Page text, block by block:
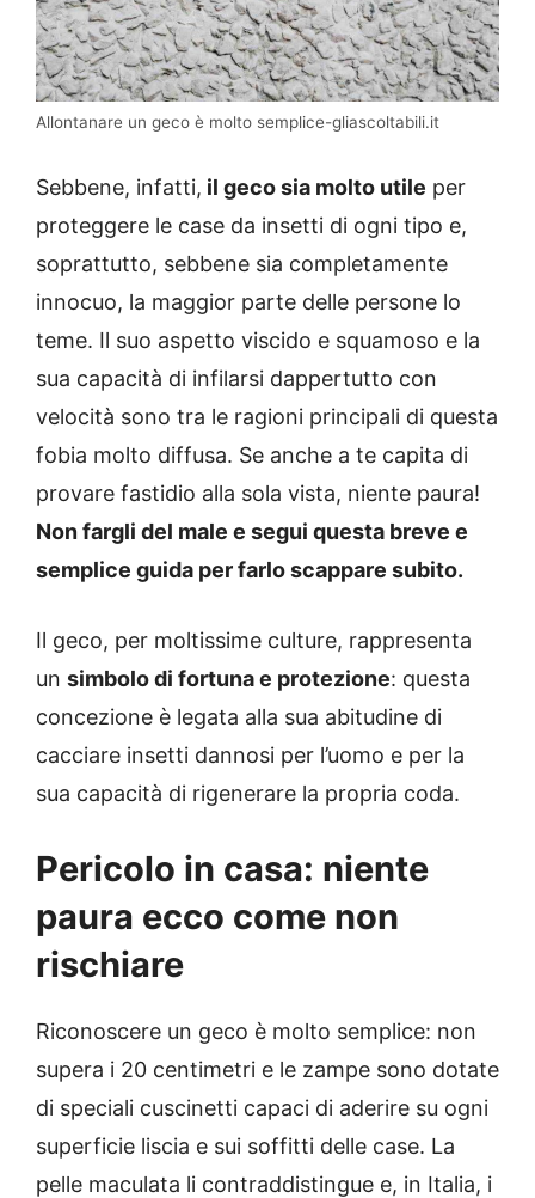
Allontanare un geco è molto semplice-gliascoltabili.it
Sebbene, infatti, il geco sia molto utile per
proteggere le case da insetti di ogni tipo e,
soprattutto, sebbene sia completamente
innocuo, la maggior parte delle persone lo
teme. Il suo aspetto viscido e squamoso e la
sua capacità di infilarsi dappertutto con
velocità sono tra le ragioni principali di questa
fobia molto diffusa. Se anche a te capita di
provare fastidio alla sola vista, niente paura!
Non fargli del male e segui questa breve e
semplice guida per farlo scappare subito.
Il geco, per moltissime culture, rappresenta
un simbolo di fortuna e protezione: questa
concezione è legata alla sua abitudine di
cacciare insetti dannosi per l’uomo e per la
sua capacità di rigenerare la propria coda.
Pericolo in casa: niente
paura ecco come non
rischiare
Riconoscere un geco è molto semplice: non
supera i 20 centimetri e le zampe sono dotate
di speciali cuscinetti capaci di aderire su ogni
superficie liscia e sui soffitti delle case. La
pelle maculata li contraddistingue e, in Italia, i